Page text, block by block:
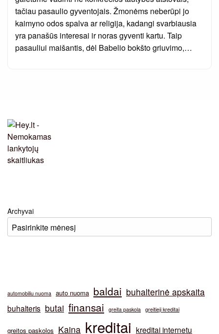
tačiau pasaulio gyventojais. Žmonėms neberūpi jo
kaimyno odos spalva ar religija, kadangi svarbiausia
yra panašūs interesai ir noras gyventi kartu. Taip
pasauliui maišantis, dėl Babelio bokšto griuvimo,…
Archyvai
automobiliu nuoma auto nuoma baldai buhalterinė apskaita
buhalteris butai finansai greita paskola greitieji kreditai
greitos paskolos Kaina kreditai kreditai internetu